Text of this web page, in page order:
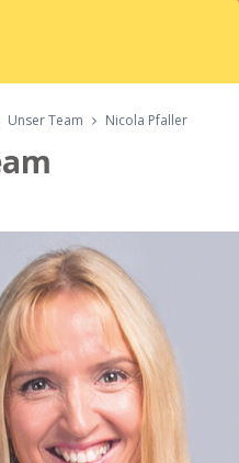
Unser Team Nicola Pfaller